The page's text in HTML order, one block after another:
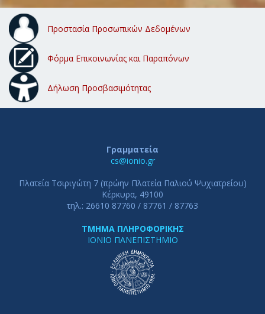
Προστασία Προσωπικών Δεδομένων
Φόρμα Επικοινωνίας και Παραπόνων
Δήλωση Προσβασιμότητας
Γραμματεία
cs@ionio.gr
Πλατεία Τσιριγώτη 7 (πρώην Πλατεία Παλιού Ψυχιατρείου)
Κέρκυρα, 49100
τηλ.: 26610 87760 / 87761 / 87763
ΤΜΗΜΑ ΠΛΗΡΟΦΟΡΙΚΗΣ
ΙΟΝΙΟ ΠΑΝΕΠΙΣΤΗΜΙΟ